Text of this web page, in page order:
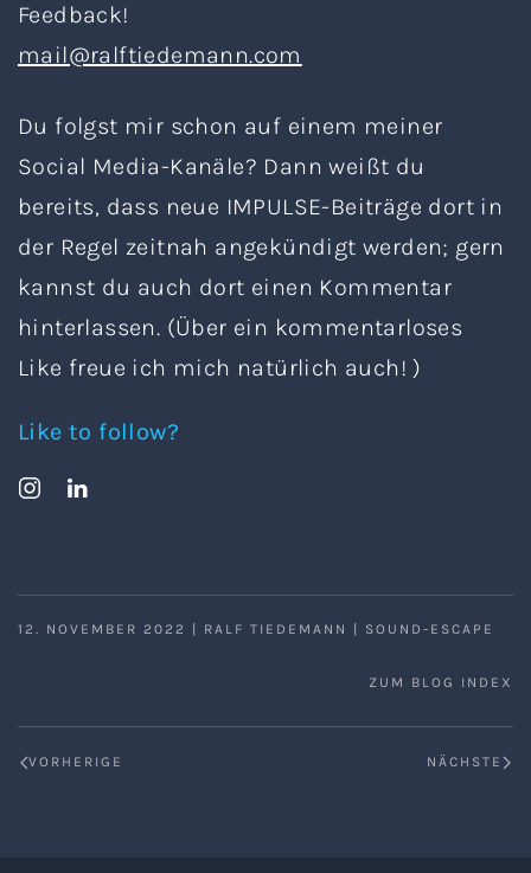
Feedback!
mail@ralftiedemann.com
Du folgst mir schon auf einem meiner
Social Media-Kanäle? Dann weißt du
bereits, dass neue IMPULSE-Beiträge dort in
der Regel zeitnah angekündigt werden; gern
kannst du auch dort einen Kommentar
hinterlassen. (Über ein kommentarloses
Like freue ich mich natürlich auch! )
Like to follow?
12. NOVEMBER 2022 RALF TIEDEMANN SOUND-ESCAPE
ZUM BLOG INDEX
VORHERIGE NÄCHSTE